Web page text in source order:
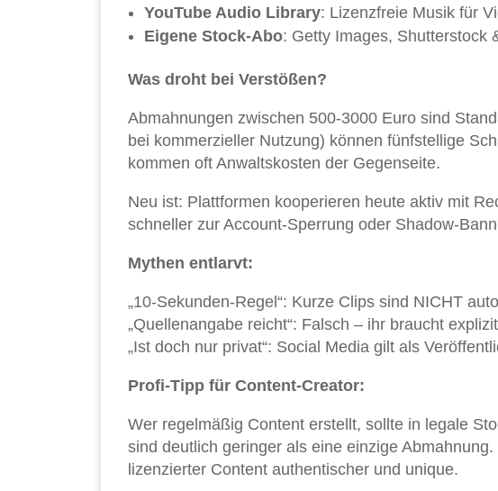
YouTube Audio Library: Lizenzfreie Musik für
Eigene Stock-Abo: Getty Images, Shutterstock
Was droht bei Verstößen?
Abmahnungen zwischen 500-3000 Euro sind
bei kommerzieller Nutzung) können fünfstellige
kommen oft Anwaltskosten der Gegenseite.
Neu ist: Plattformen kooperieren heute aktiv mit
schneller zur Account-Sperrung oder Shadow-
Mythen entlarvt:
„10-Sekunden-Regel“: Kurze Clips sind NICHT
„Quellenangabe reicht“: Falsch – ihr braucht
„Ist doch nur privat“: Social Media gilt als
Profi-Tipp für Content-Creator:
Wer regelmäßig Content erstellt, sollte in legale
sind deutlich geringer als eine einzige
lizenzierter Content authentischer und unique.